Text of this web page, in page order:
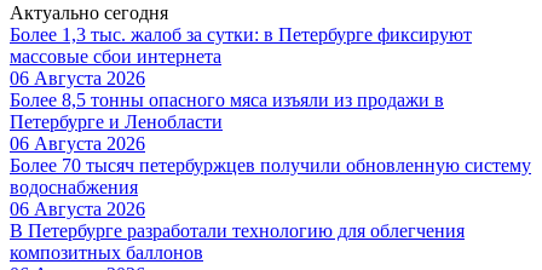
Актуально сегодня
Более 1,3 тыс. жалоб за сутки: в Петербурге фиксируют
массовые сбои интернета
06 Августа 2026
Более 8,5 тонны опасного мяса изъяли из продажи в
Петербурге и Ленобласти
06 Августа 2026
Более 70 тысяч петербуржцев получили обновленную систему
водоснабжения
06 Августа 2026
В Петербурге разработали технологию для облегчения
композитных баллонов